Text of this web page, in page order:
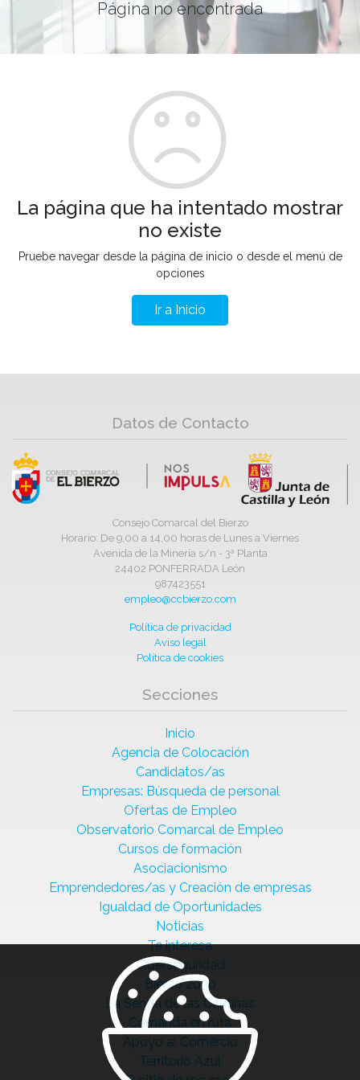
Página no encontrada
La página que ha intentado mostrar
no existe
Pruebe navegar desde la página de inicio o desde el menú de
opciones
Ir a Inicio
Datos de Contacto
Consejo Comarcal del Bierzo
Horario: De 9,00 a 14,00 horas de Lunes a Viernes
Avenida de la Minería s/n - 3ª Planta
24402 PONFERRADA León
987423551
empleo@ccbierzo.com
Política de privacidad
Aviso legal
Política de cookies
Secciones
Inicio
Agencia de Colocación
Candidatos/as
Empresas: Búsqueda de personal
Ofertas de Empleo
Observatorio Comarcal de Empleo
Cursos de formación
Asociacionismo
Emprendedores/as y Creación de empresas
Igualdad de Oportunidades
Noticias
Te interesa
Ciberseguridad
Bierzo 2030
La Senda de las Cantinas
Comanda en ruta
Apoyo al Comercio
Territorio Azul